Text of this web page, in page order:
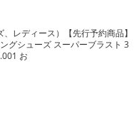
レディース）【先行予約商品】
グシューズ スーパーブラスト 3
お